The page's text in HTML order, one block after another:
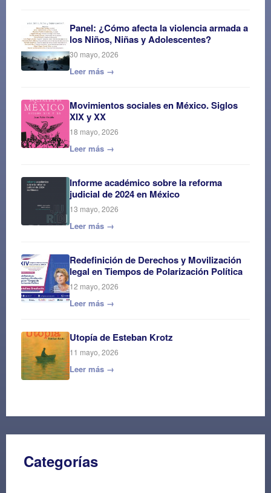
Panel: ¿Cómo afecta la violencia armada a
los Niños, Niñas y Adolescentes?
30 mayo, 2026
Leer más →
Movimientos sociales en México. Siglos
XIX y XX
18 mayo, 2026
Leer más →
Informe académico sobre la reforma
judicial de 2024 en México
13 mayo, 2026
Leer más →
Redefinición de Derechos y Movilización
legal en Tiempos de Polarización Política
12 mayo, 2026
Leer más →
Utopía de Esteban Krotz
11 mayo, 2026
Leer más →
Categorías